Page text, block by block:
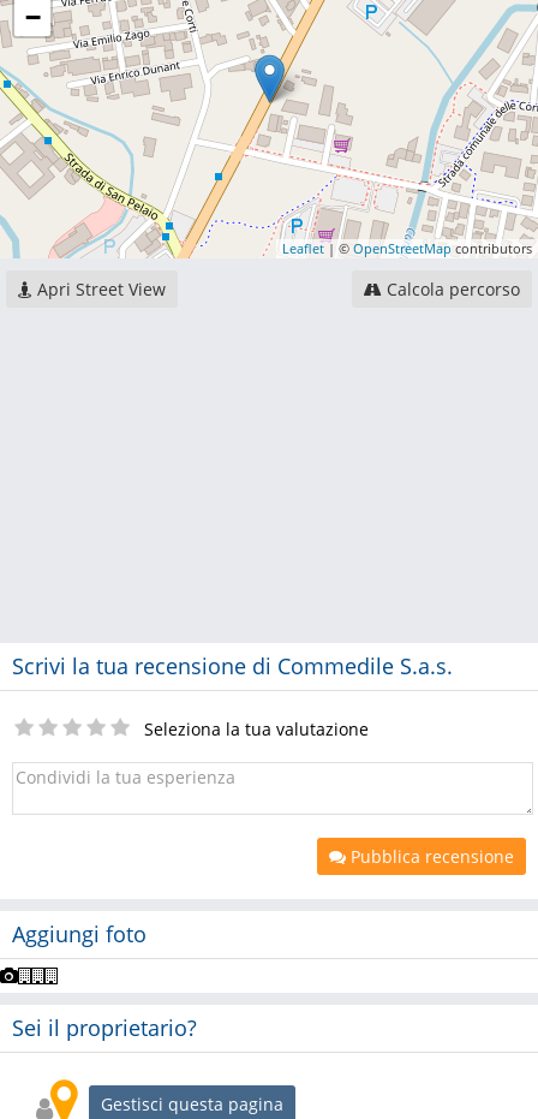
−
Leaflet | © OpenStreetMap contributors
Apri Street View Calcola percorso
Scrivi la tua recensione di Commedile S.a.s.
Seleziona la tua valutazione
Pubblica recensione
Aggiungi foto
Sei il proprietario?
Gestisci questa pagina